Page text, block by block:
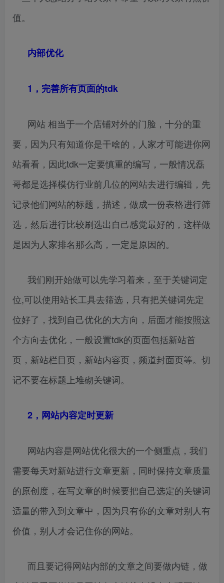
值。
内部优化
1，完善所有页面的tdk
网站 相当于一个店铺对外的门脸，十分的重
要，因为只有知道你是干啥的，人家才可能进你网
站看看，因此tdk一定要慎重的编写，一般情况磊
哥都是选择模仿行业前几位的网站去进行编辑，先
记录他们网站的标题，描述，做成一份表格进行筛
选，然后进行比较刷选出自己感觉最好的，这样做
是因为人家排名那么高，一定是原因的。
我们刚开始做可以先学习着来，至于关键词定
位,可以使用站长工具去筛选，只有把关键词先定
位好了，找到自己优化的大方向，后面才能按照这
个方向去优化，一般设置tdk的页面包括新站首
页，新站栏目页，新站内容页，频道封面页等。切
记不要在标题上堆砌关键词。
2，网站内容定时更新
网站内容是网站优化很大的一个侧重点，我们
需要每天对新站进行文章更新，同时保持文章质量
的原创度，在写文章的时候要把自己选定的关键词
适量的带入到文章中，因为只有你的文章对别人有
价值，别人才会记住你的网站。
而且要记得网站内部的文章之间要做内链，做